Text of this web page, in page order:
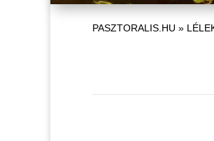
PASZTORALIS.HU »